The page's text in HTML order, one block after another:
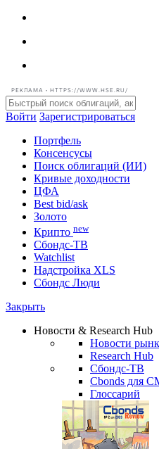
РЕКЛАМА • HTTPS://WWW.HSE.RU/
Войти Зарегистрироваться
Портфель
Консенсусы
Поиск облигаций (ИИ)
Кривые доходности
ЦФА
Best bid/ask
Золото
Крипто new
Watchlist
Сбондс Люди
Новости & Research Hub
Новости рынка
Research Hub
Сбондс-ТВ
Cbonds для
Глоссарий